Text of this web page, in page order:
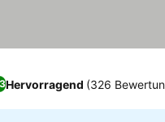
Hervorragend (326